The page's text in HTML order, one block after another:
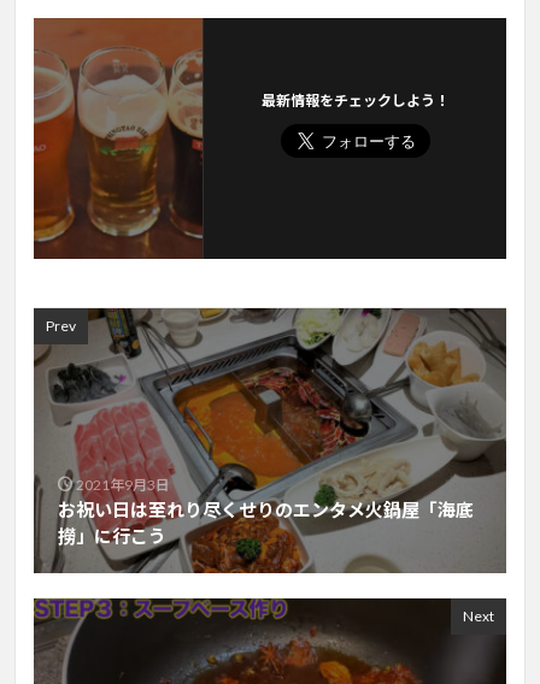
最新情報をチェックしよう！
Prev
2021年9月3日
お祝い日は至れり尽くせりのエンタメ火鍋屋「海底
撈」に行こう
Next